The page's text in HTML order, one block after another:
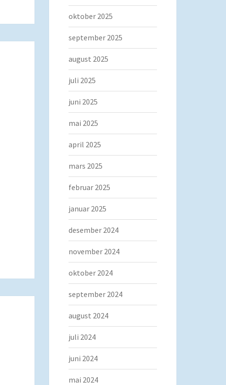
oktober 2025
september 2025
august 2025
juli 2025
juni 2025
mai 2025
april 2025
mars 2025
februar 2025
januar 2025
desember 2024
november 2024
oktober 2024
september 2024
august 2024
juli 2024
juni 2024
mai 2024